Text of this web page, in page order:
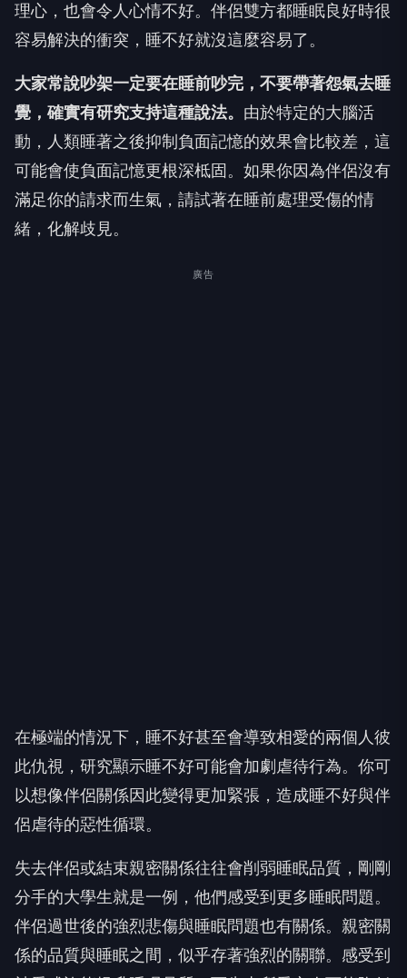
理心，也會令人心情不好。伴侶雙方都睡眠良好時很
容易解決的衝突，睡不好就沒這麼容易了。
大家常說吵架一定要在睡前吵完，不要帶著怨氣去睡
覺，確實有研究支持這種說法。 由於特定的大腦活
動，人類睡著之後抑制負面記憶的效果會比較差，這
可能會使負面記憶更根深柢固。如果你因為伴侶沒有
滿足你的請求而生氣，請試著在睡前處理受傷的情
緒，化解歧見。
廣告
在極端的情況下，睡不好甚至會導致相愛的兩個人彼
此仇視，研究顯示睡不好可能會加劇虐待行為。你可
以想像伴侶關係因此變得更加緊張，造成睡不好與伴
侶虐待的惡性循環。
失去伴侶或結束親密關係往往會削弱睡眠品質，剛剛
分手的大學生就是一例，他們感受到更多睡眠問題。
伴侶過世後的強烈悲傷與睡眠問題也有關係。親密關
係的品質與睡眠之間，似乎存著強烈的關聯。感受到